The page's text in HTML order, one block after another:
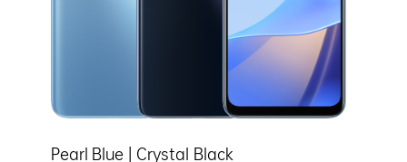
Pearl Blue | Crystal Black